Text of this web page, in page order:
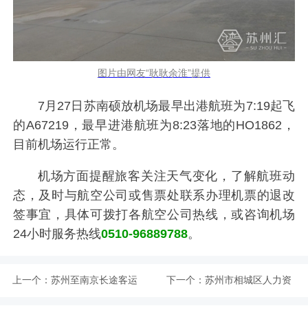
图片由网友“耿耿余淮”提供
7月27日苏南硕放机场最早出港航班为7:19起飞
的A67219，最早进港航班为8:23落地的HO1862，
目前机场运行正常。
机场方面提醒旅客关注天气变化，了解航班动
态，及时与航空公司或售票处联系办理机票的退改
签事宜，具体可拨打各航空公司热线，或咨询机场
24小时服务热线0510-96889788。
上一个： 苏州至南京长途客运 下一个： 苏州市相城区人力资